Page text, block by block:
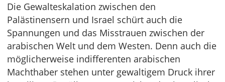
Die Gewalteskalation zwischen den
Palästinensern und Israel schürt auch die
Spannungen und das Misstrauen zwischen der
arabischen Welt und dem Westen. Denn auch die
möglicherweise indifferenten arabischen
Machthaber stehen unter gewaltigem Druck ihrer